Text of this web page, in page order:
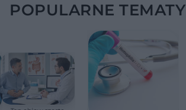
POPULARNE TEMATY